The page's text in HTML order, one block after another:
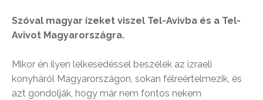
Szóval magyar ízeket viszel Tel-Avivba és a Tel-
Avivot Magyarországra.
Mikor én ilyen lelkesedéssel beszélek az izraeli
konyháról Magyarországon, sokan félreértelmezik, és
azt gondolják, hogy már nem fontos nekem